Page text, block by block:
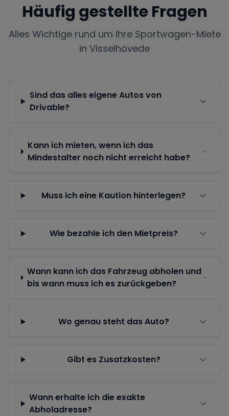
Häufig gestellte Fragen
Alles Wichtige rund um Ihre Sportwagen-Miete
in Visselhövede
Sind das alles eigene Autos von
Drivable?
Kann ich mieten, wenn ich das
Mindestalter noch nicht erreicht habe?
Muss ich eine Kaution hinterlegen?
Wie bezahle ich den Mietpreis?
Wann kann ich das Fahrzeug abholen und
bis wann muss ich es zurückgeben?
Wo genau steht das Auto?
Gibt es Zusatzkosten?
Wann erhalte ich die exakte
Abholadresse?